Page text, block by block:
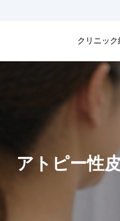
クリニック
アトピー性